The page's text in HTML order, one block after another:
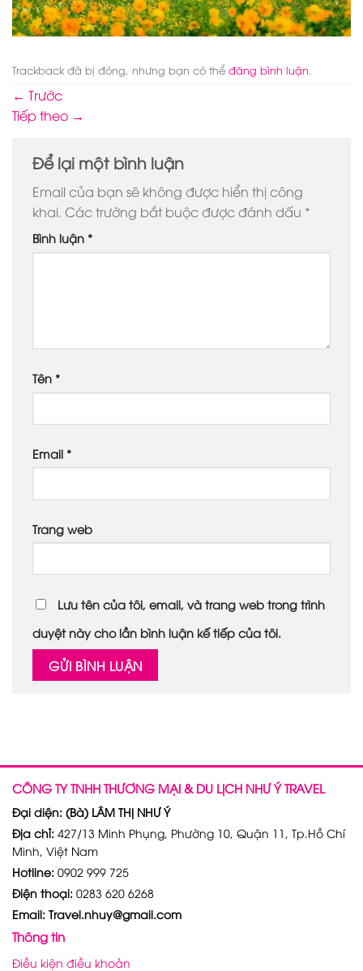
Trackback đã bị đóng, nhưng bạn có thể đăng bình luận.
← Trước
Tiếp theo →
Để lại một bình luận
Email của bạn sẽ không được hiển thị công
khai. Các trường bắt buộc được đánh dấu *
Bình luận *
Tên *
Email *
Trang web
Lưu tên của tôi, email, và trang web trong trình
duyệt này cho lần bình luận kế tiếp của tôi.
CÔNG TY TNHH THƯƠNG MẠI & DU LỊCH NHƯ Ý TRAVEL
Đại diện: (Bà) LÂM THỊ NHƯ Ý
Địa chỉ: 427/13 Minh Phụng, Phường 10, Quận 11, Tp.Hồ Chí
Minh, Việt Nam
Hotline: 0902 999 725
Điện thoại: 0283 620 6268
Email: Travel.nhuy@gmail.com
Thông tin
Điều kiện điều khoản